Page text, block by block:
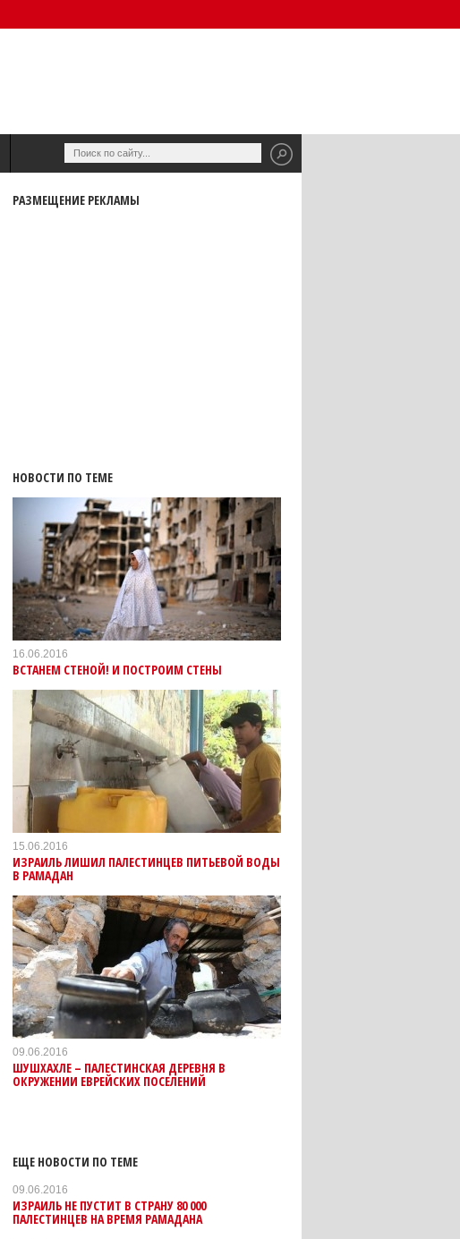
РАЗМЕЩЕНИЕ РЕКЛАМЫ
НОВОСТИ ПО ТЕМЕ
16.06.2016
ВСТАНЕМ СТЕНОЙ! И ПОСТРОИМ СТЕНЫ
15.06.2016
ИЗРАИЛЬ ЛИШИЛ ПАЛЕСТИНЦЕВ ПИТЬЕВОЙ ВОДЫ
В РАМАДАН
09.06.2016
ШУШХАХЛЕ – ПАЛЕСТИНСКАЯ ДЕРЕВНЯ В
ОКРУЖЕНИИ ЕВРЕЙСКИХ ПОСЕЛЕНИЙ
ЕЩЕ НОВОСТИ ПО ТЕМЕ
09.06.2016
ИЗРАИЛЬ НЕ ПУСТИТ В СТРАНУ 80 000
ПАЛЕСТИНЦЕВ НА ВРЕМЯ РАМАДАНА